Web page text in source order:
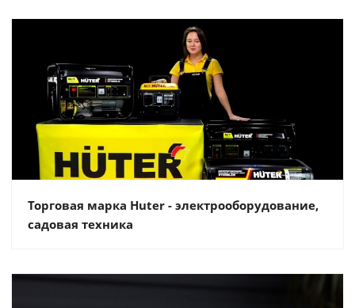
Торговая марка Huter - электрооборудование,
садовая техника